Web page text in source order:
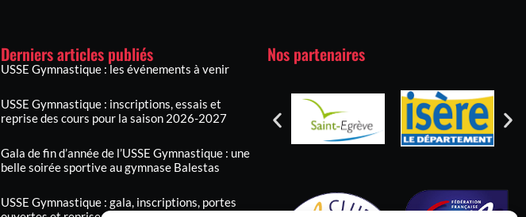
Derniers articles publiés
USSE Gymnastique : les événements à venir
USSE Gymnastique : inscriptions, essais et
reprise des cours pour la saison 2026-2027
Gala de fin d’année de l’USSE Gymnastique : une
belle soirée sportive au gymnase Balestas
USSE Gymnastique : gala, inscriptions, portes
Nos partenaires